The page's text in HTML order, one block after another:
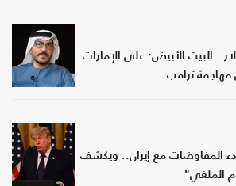
دولار.. البيت الأبيض: على الإمارات
مهاجمة ترامب
المفاوضات مع إيران.. ويكشف
الملغي"